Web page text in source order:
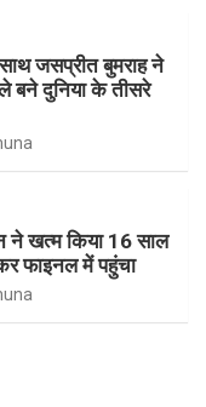
जसप्रीत बुमराह ने
बने दुनिया के तीसरे
खत्म किया 16 साल
फाइनल में पहुंचा